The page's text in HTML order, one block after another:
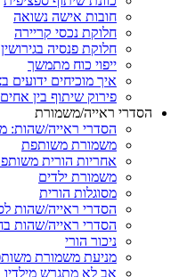
חובות אישה נשואה
חלוקת נכסי קריירה
חלוקת פנסיה בגירושין
ייפוי כוח מתמשך
איך מוכיחים ידועים בציבור
פירוק שיתוף בין אחים
ראייה/משמורת
הסדרי ראייה/שהות: מדריך
משמורת משותפת
אחריות הורית משותפת
משמורת ילדים
מסוגלות הורית
הסדרי ראייה/שהות לסבא וסבתא
הסדרי ראייה/שהות בחגים
ניכור הורי
מניעת משמורת משותפת
אב לא מתגרש מילדיו